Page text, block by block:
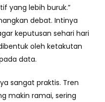
yang lebih buruk.”
debat. Intinya
keputusan sehari hari
oleh ketakutan
data.
sangat praktis. Tren
makin ramai, sering